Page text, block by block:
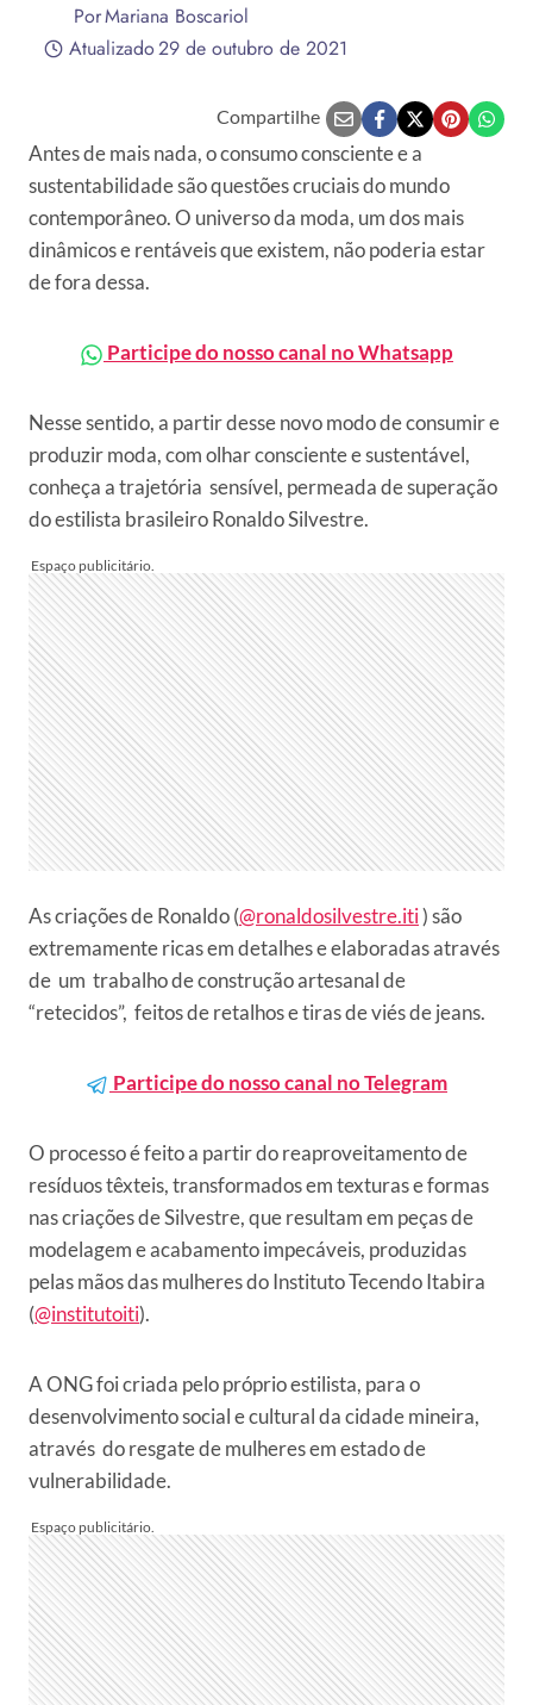
PorMariana Boscariol
Atualizado29 de outubro de 2021
Compartilhe
Antes de mais nada, o consumo consciente e a
sustentabilidade são questões cruciais do mundo
contemporâneo. O universo da moda, um dos mais
dinâmicos e rentáveis que existem, não poderia estar
de fora dessa.
Participe do nosso canal no Whatsapp
Nesse sentido, a partir desse novo modo de consumir e
produzir moda, com olhar consciente e sustentável,
conheça a trajetória sensível, permeada de superação
do estilista brasileiro Ronaldo Silvestre.
As criações de Ronaldo (@ronaldosilvestre.iti) são
extremamente ricas em detalhes e elaboradas através
de um trabalho de construção artesanal de
“retecidos”, feitos de retalhos e tiras de viés de jeans.
Participe do nosso canal no Telegram
O processo é feito a partir do reaproveitamento de
resíduos têxteis, transformados em texturas e formas
nas criações de Silvestre, que resultam em peças de
modelagem e acabamento impecáveis, produzidas
pelas mãos das mulheres do Instituto Tecendo Itabira
(@institutoiti).
A ONG foi criada pelo próprio estilista, para o
desenvolvimento social e cultural da cidade mineira,
através do resgate de mulheres em estado de
vulnerabilidade.